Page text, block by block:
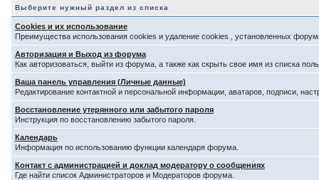
Выберите нужный раздел из списка
Cookies и их использование
Преимущества использования cookies и удаление cookies , установленных
Авторизация и Выход из форума
Как авторизоваться, выйти из форума, а также как скрыть свое имя из списка
Ваша панель управления (Личные данные)
Редактирование контактной и персональной информации, аватаров, подписи,
Восстановление утерянного или забытого пароля
Инструкция по восстановлению забытого пароля.
Календарь
Информация по использованию функции календаря форума.
Контакт с администрацией и доклад модератору о сообщениях
Где найти список Администраторов и Модераторов форума.